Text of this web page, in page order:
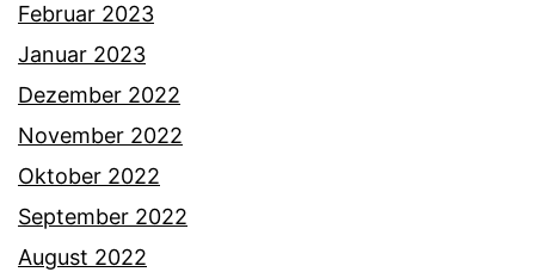
Februar 2023
Januar 2023
Dezember 2022
November 2022
Oktober 2022
September 2022
August 2022